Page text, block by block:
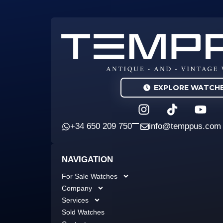
EXPLORE
I
n
s
Y
o
u
+34 650 209 750 info@temppus.com
NAVIGATION
For Sale Watches
Company
Services
Sold Watches